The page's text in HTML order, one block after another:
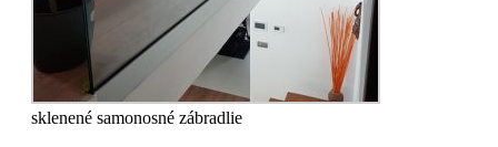
sklenené samonosné zábradlie